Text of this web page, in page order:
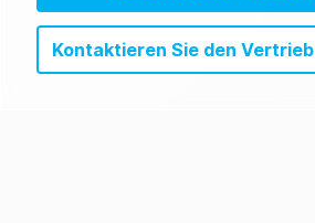
Kontaktieren Sie den Vertrieb